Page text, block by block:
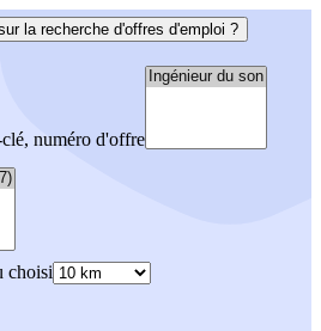
la recherche d'offres d'emploi ?
numéro d'offre
choisi